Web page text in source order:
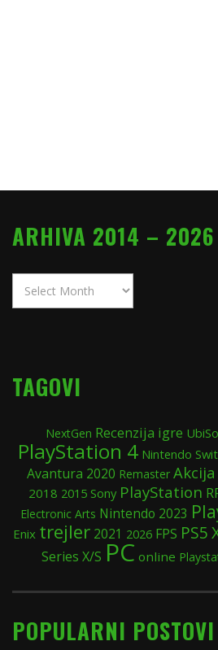
ARHIVA 2014 – 2026
2014
TAGOVI
NextGen Recenzija igre
PlayStation 4 Nintendo
Avantura 2020 Remaster Akcija
2018 2015 Sony PlayStation
Electronic Arts Nintendo 2023
Enix trejler 2021 2026 FPS PS5
Series X/S PC online
POPULARNI POSTOVI